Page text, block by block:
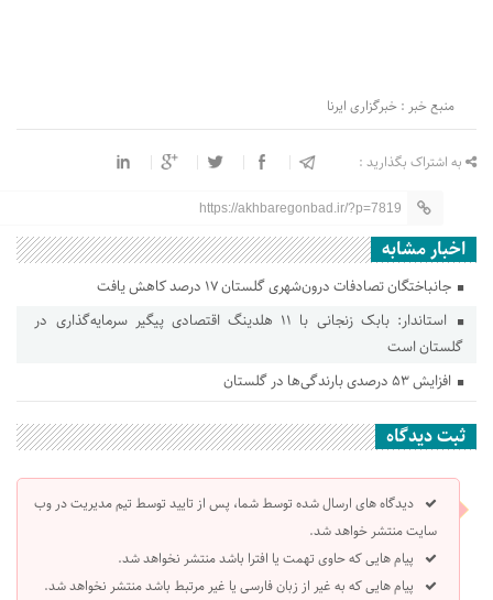
منبع خبر : خبرگزاری ایرنا
به اشتراک بگذارید :
https://akhbaregonbad.ir/?p=7819
اخبار مشابه
جانباختگان تصادفات درون‌شهری گلستان ۱۷ درصد کاهش یافت
استاندار: بابک زنجانی با ۱۱ هلدینگ اقتصادی پیگیر سرمایه‌گذاری در
گلستان است
افزایش ۵۳ درصدی بارندگی‌ها در گلستان
ثبت دیدگاه
دیدگاه های ارسال شده توسط شما، پس از تایید توسط تیم مدیریت در وب
سایت منتشر خواهد شد.
پیام هایی که حاوی تهمت یا افترا باشد منتشر نخواهد شد.
پیام هایی که به غیر از زبان فارسی یا غیر مرتبط باشد منتشر نخواهد شد.